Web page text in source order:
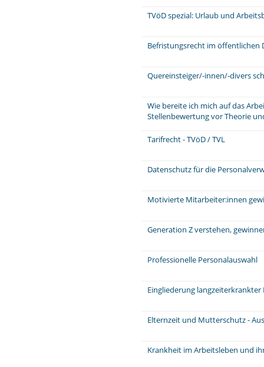
TVöD spezial: Urlaub und
Befristungsrecht im öffentlichen
Quereinsteiger/-innen/-divers
Wie bereite ich mich auf das
Stellenbewertung vor Theorie
Tarifrecht - TVöD / TVL
Datenschutz für die
Motivierte Mitarbeiter:innen
Generation Z verstehen,
Professionelle Personalauswahl
Eingliederung
Elternzeit und Mutterschutz -
Krankheit im Arbeitsleben und